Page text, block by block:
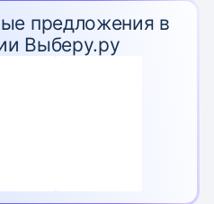
предложения в
Выберу.ру